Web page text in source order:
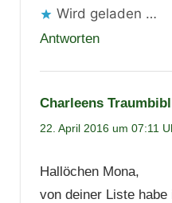
Wird geladen …
Antworten
Charleens
22. April 2016 um 07:11
Hallöchen Mona,
von deiner Liste habe